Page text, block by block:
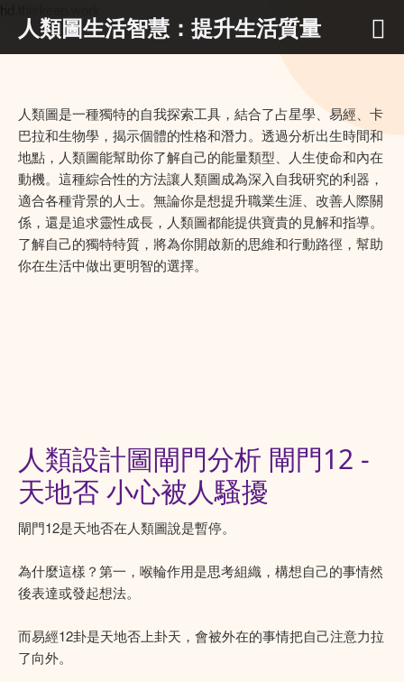
人類圖生活智慧：提升生活質量
人類圖是一種獨特的自我探索工具，結合了占星學、易經、卡
巴拉和生物學，揭示個體的性格和潛力。透過分析出生時間和
地點，人類圖能幫助你了解自己的能量類型、人生使命和內在
動機。這種綜合性的方法讓人類圖成為深入自我研究的利器，
適合各種背景的人士。無論你是想提升職業生涯、改善人際關
係，還是追求靈性成長，人類圖都能提供寶貴的見解和指導。
了解自己的獨特特質，將為你開啟新的思維和行動路徑，幫助
你在生活中做出更明智的選擇。
人類設計圖閘門分析 閘門12 -
天地否 小心被人騷擾
閘門12是天地否在人類圖說是暫停。
為什麼這樣？第一，喉輪作用是思考組織，構想自己的事情然
後表達或發起想法。
而易經12卦是天地否上卦天，會被外在的事情把自己注意力拉
了向外。